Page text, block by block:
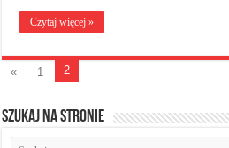
Czytaj więcej »
« 1 2
Szukaj na stronie